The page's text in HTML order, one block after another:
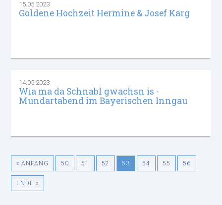
15.05.2023
Goldene Hochzeit Hermine & Josef Karg
14.05.2023
Wia ma da Schnabl gwachsn is -
Mundartabend im Bayerischen Inngau
« ANFANG 50 51 52 53 54 55 56
ENDE »